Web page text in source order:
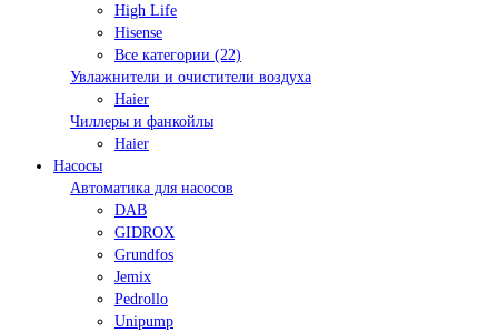
High Life
Hisense
Все категории (22)
Увлажнители и очистители воздуха
Haier
Чиллеры и фанкойлы
Haier
Насосы
Автоматика для насосов
DAB
GIDROX
Grundfos
Jemix
Pedrollo
Unipump